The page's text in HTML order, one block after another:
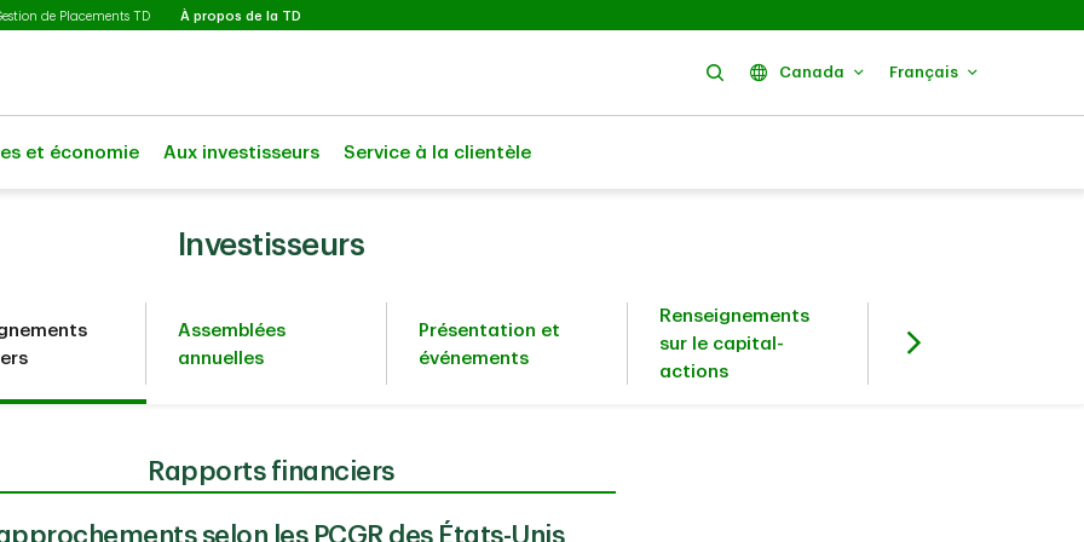
de Placements TD À propos de la TD
Rechercher
Canada Français
et économie Aux investisseurs Service à la clientèle
Investisseurs
Assemblées
annuelles
Présentation et
événements
Renseignements
sur le capital-
actions
Investisseurs en
titres à revenu fixe
Rapports financiers
selon les PCGR des États-Unis